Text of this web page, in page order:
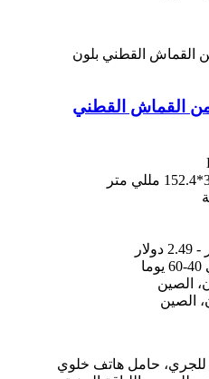
من القماش القطني
الصين
الصين